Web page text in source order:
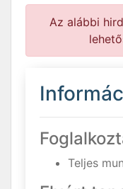
Az alábbi
Teljes